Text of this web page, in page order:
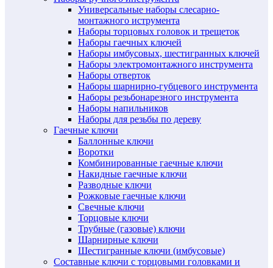
Универсальные наборы слесарно-
монтажного иструмента
Наборы торцовых головок и трещеток
Наборы гаечных ключей
Наборы имбусовых, шестигранных ключей
Наборы электромонтажного инструмента
Наборы отверток
Наборы шарнирно-губцевого инструмента
Наборы резьбонарезного инструмента
Наборы напильников
Наборы для резьбы по дереву
Гаечные ключи
Баллонные ключи
Воротки
Комбинированные гаечные ключи
Накидные гаечные ключи
Разводные ключи
Рожковые гаечные ключи
Свечные ключи
Торцовые ключи
Трубные (газовые) ключи
Шарнирные ключи
Шестигранные ключи (имбусовые)
Составные ключи с торцовыми головками и